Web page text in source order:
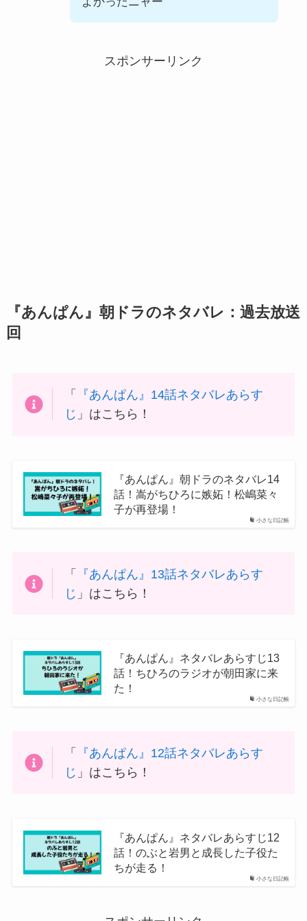
スポンサーリンク
『あんぱん』朝ドラのネタバレ：過去放送
回
「
『あんぱん』14話ネタバレあらす
じ 」はこちら！
小さな日記帳
『あんぱん』朝ドラのネタバレ14
話！嵩がちひろに嫉妬！松嶋菜々
子が再登場！
「
『あんぱん』13話ネタバレあらす
じ 」はこちら！
小さな日記帳
『あんぱん』ネタバレあらすじ13
話！ちひろのラジオが朝田家に来
た！
「
『あんぱん』12話ネタバレあらす
じ 」はこちら！
小さな日記帳
『あんぱん』ネタバレあらすじ12
話！のぶと岩男と成長した子役た
ちが走る！